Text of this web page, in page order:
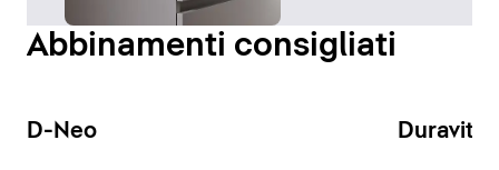
Abbinamenti consigliati
D-Neo Duravit